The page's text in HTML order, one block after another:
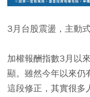
3月台股震盪，主動
加權報酬指數3月以
顯。雖然今年以來仍
這段修正，其實很多